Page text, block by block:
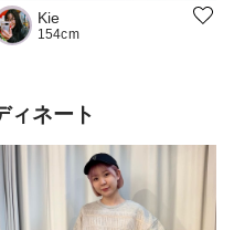
Kie
154cm
ィネート